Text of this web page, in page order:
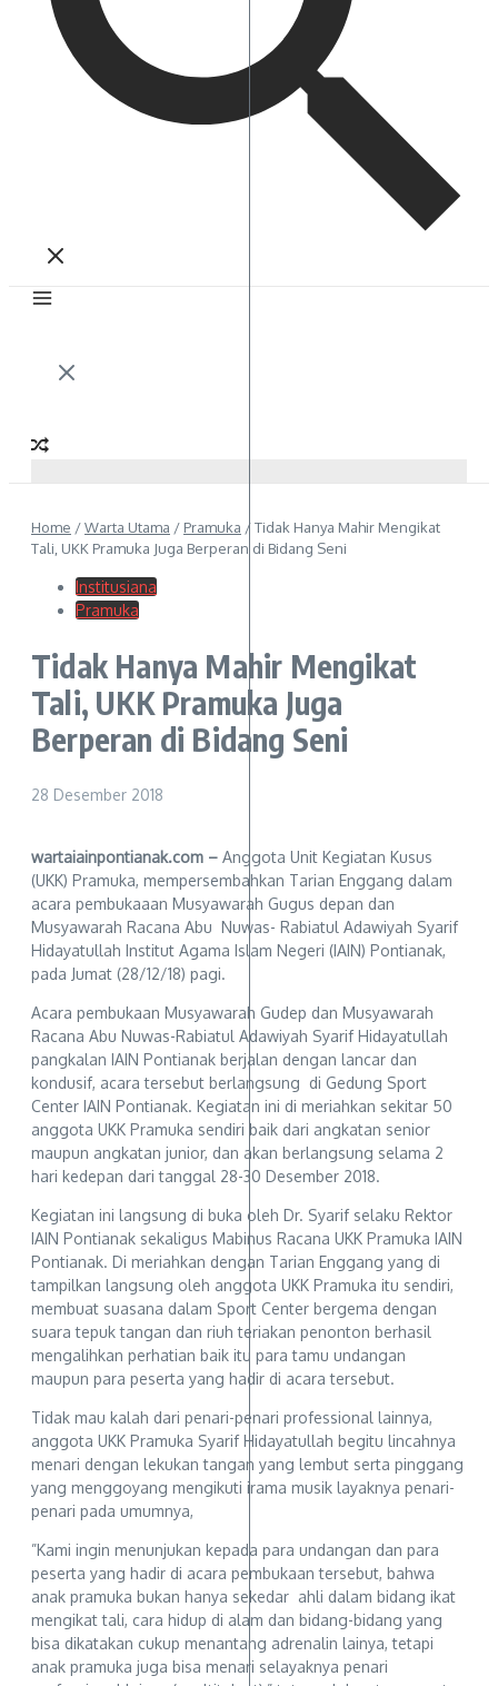
Home /Warta Utama / Pramuka /Tidak Hanya Mahir Mengikat
Tali, UKK Pramuka Juga Berperan di Bidang Seni
Institusiana
Pramuka
Tidak Hanya Mahir Mengikat
Tali, UKK Pramuka Juga
Berperan di Bidang Seni
28 Desember 2018
wartaiainpontianak.com – Anggota Unit Kegiatan Kusus
(UKK) Pramuka, mempersembahkan Tarian Enggang dalam
acara pembukaaan Musyawarah Gugus depan dan
Musyawarah Racana Abu Nuwas- Rabiatul Adawiyah Syarif
Hidayatullah Institut Agama Islam Negeri (IAIN) Pontianak,
pada Jumat (28/12/18) pagi.
Acara pembukaan Musyawarah Gudep dan Musyawarah
Racana Abu Nuwas-Rabiatul Adawiyah Syarif Hidayatullah
pangkalan IAIN Pontianak berjalan dengan lancar dan
kondusif, acara tersebut berlangsung di Gedung Sport
Center IAIN Pontianak. Kegiatan ini di meriahkan sekitar 50
anggota UKK Pramuka sendiri baik dari angkatan senior
maupun angkatan junior, dan akan berlangsung selama 2
hari kedepan dari tanggal 28-30 Desember 2018.
Kegiatan ini langsung di buka oleh Dr. Syarif selaku Rektor
IAIN Pontianak sekaligus Mabinus Racana UKK Pramuka IAIN
Pontianak. Di meriahkan dengan Tarian Enggang yang di
tampilkan langsung oleh anggota UKK Pramuka itu sendiri,
membuat suasana dalam Sport Center bergema dengan
suara tepuk tangan dan riuh teriakan penonton berhasil
mengalihkan perhatian baik itu para tamu undangan
maupun para peserta yang hadir di acara tersebut.
Tidak mau kalah dari penari-penari professional lainnya,
anggota UKK Pramuka Syarif Hidayatullah begitu lincahnya
menari dengan lekukan tangan yang lembut serta pinggang
yang menggoyang mengikuti irama musik layaknya penari-
penari pada umumnya,
”Kami ingin menunjukan kepada para undangan dan para
peserta yang hadir di acara pembukaan tersebut, bahwa
anak pramuka bukan hanya sekedar ahli dalam bidang ikat
mengikat tali, cara hidup di alam dan bidang-bidang yang
bisa dikatakan cukup menantang adrenalin lainya, tetapi
anak pramuka juga bisa menari selayaknya penari